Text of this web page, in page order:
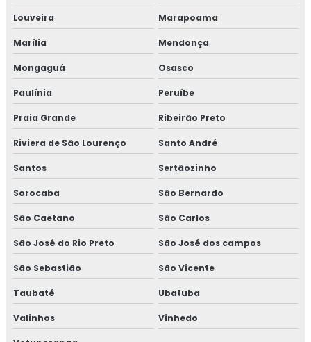
CURSO NR 10 ONLINE
CURSO NR 10 EAD
TREINAMENTO DE NR 10
TREINAMENTO NR10 BÁSICO
CURSO NR 10 PRESENCIAL
Louveira Marapoama
Marília Mendonça
Mongaguá Osasco
Paulínia Peruíbe
Praia Grande Ribeirão Preto
Riviera de São Lourenço Santo André
Santos Sertãozinho
Sorocaba São Bernardo
São Caetano São Carlos
São José do Rio Preto São José dos campos
São Sebastião São Vicente
Taubaté Ubatuba
Valinhos Vinhedo